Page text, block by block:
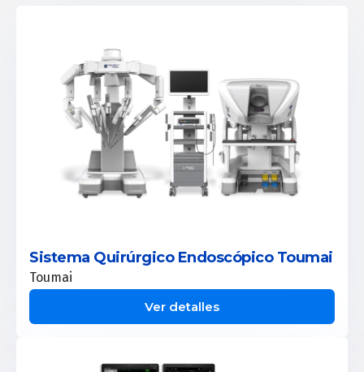
Sistema Quirúrgico Endoscópico Toumai
Toumai
Ver detalles